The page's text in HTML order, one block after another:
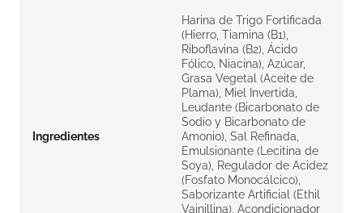
Ingredientes
Harina de Trigo Fortificada
(Hierro, Tiamina (B1),
Riboflavina (B2), Ácido
Fólico, Niacina), Azúcar,
Grasa Vegetal (Aceite de
Plama), Miel Invertida,
Leudante (Bicarbonato de
Sodio y Bicarbonato de
Amonio), Sal Refinada,
Emulsionante (Lecitina de
Soya), Regulador de Acidez
(Fosfato Monocálcico),
Saborizante Artificial (Ethil
Vainillina), Acondicionador